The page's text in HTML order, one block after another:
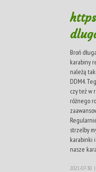
Broń
karabiny
należą
DDM4.
czy też w
różnego
strzelby
karabinki
nasze
2021-07-30 |